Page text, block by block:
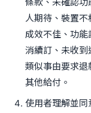
人期待、裝置
成效不佳、功
消續訂、未收
類似事由要求
其他給付。
使用者理解並